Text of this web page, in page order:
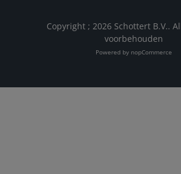
Copyright ; 2026 Schottert B.V..
voorbehouden
Powered by nopCommerce